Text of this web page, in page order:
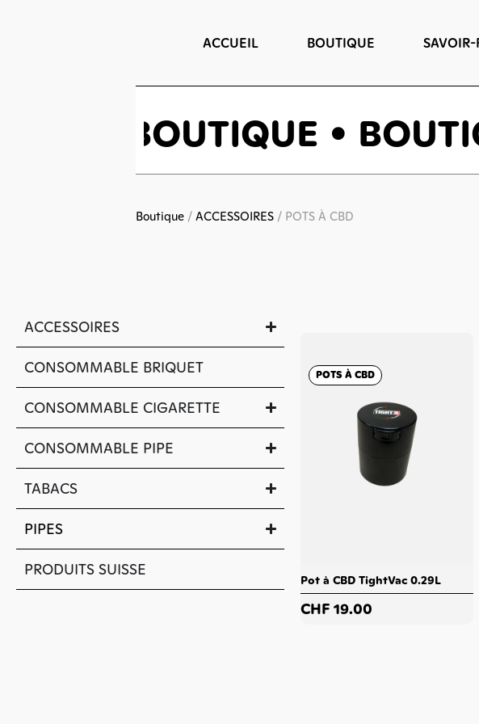
ACCUEIL BOUTIQUE SAVOIR-
• BOUTIQUE •
Boutique / ACCESSOIRES / POTS À CBD
ACCESSOIRES
CONSOMMABLE BRIQUET
CONSOMMABLE CIGARETTE
CONSOMMABLE PIPE
TABACS
PIPES
PRODUITS SUISSE
POTS À CBD
Pot à CBD TightVac 0.29L
CHF19.00